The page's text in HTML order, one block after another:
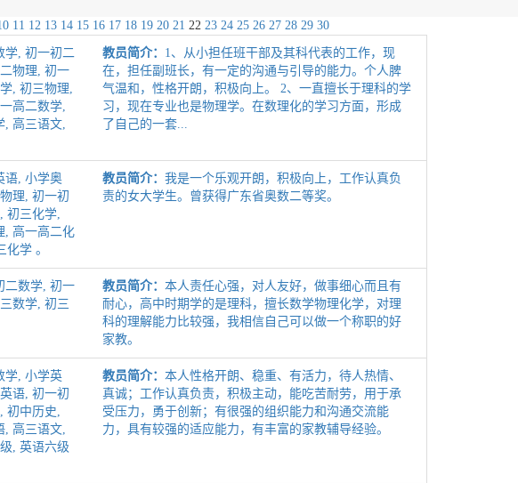
11 12 13 14 15 16 17 18 19 20 21 22 23 24 25 26 27 28 29 30
学, 初一初二
物理, 初一
, 初三物理,
高二数学,
, 高三语文,
教员简介： 1、从小担任班干部及其科代表的工作，现
在，担任副班长，有一定的沟通与引导的能力。个人脾
气温和，性格开朗，积极向上。 2、一直擅长于理科的学
习，现在专业也是物理学。在数理化的学习方面，形成
了自己的一套...
语, 小学奥
理, 初一初
初三化学,
, 高一高二化
学 。
教员简介： 我是一个乐观开朗，积极向上，工作认真负
责的女大学生。曾获得广东省奥数二等奖。
二数学, 初一
数学, 初三
教员简介： 本人责任心强，对人友好，做事细心而且有
耐心，高中时期学的是理科，擅长数学物理化学，对理
科的理解能力比较强，我相信自己可以做一个称职的好
家教。
学, 小学英
语, 初一初
初中历史,
, 高三语文,
, 英语六级
教员简介： 本人性格开朗、稳重、有活力，待人热情、
真诚；工作认真负责，积极主动，能吃苦耐劳，用于承
受压力，勇于创新；有很强的组织能力和沟通交流能
力，具有较强的适应能力，有丰富的家教辅导经验。